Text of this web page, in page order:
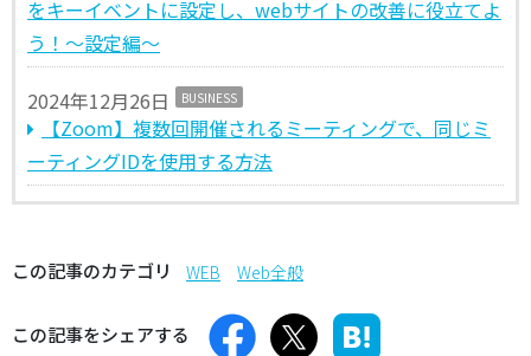
をキーイベントに設定し、webサイトの改善に役立てよ
う！～設定編～
2024年12月26日 BUSINESS
【Zoom】複数回開催されるミーティングで、同じミ
ーティングIDを使用する方法
この記事のカテゴリ WEB Web全般
この記事をシェアする